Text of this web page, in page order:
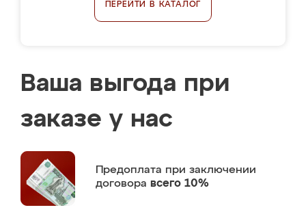
ПЕРЕЙТИ В КАТАЛОГ
Ваша выгода при
заказе у нас
Предоплата при заключении
договора всего 10%